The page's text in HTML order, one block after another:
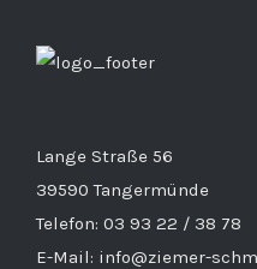
Lange Straße 56
39590 Tangermünde
Telefon: 03 93 22 / 38 78
E-Mail: info@ziemer-